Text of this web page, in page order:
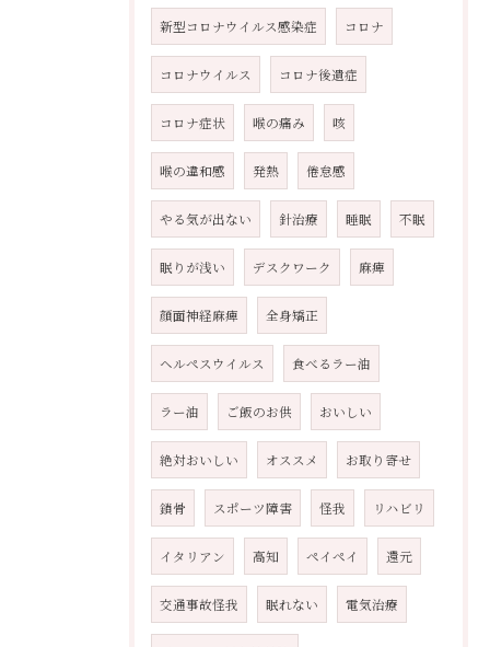
新型コロナウイルス感染症 コロナ
コロナウイルス コロナ後遺症
コロナ症状 喉の痛み 咳
喉の違和感 発熱 倦怠感
やる気が出ない 針治療 睡眠 不眠
眠りが浅い デスクワーク 麻痺
顔面神経麻痺 全身矯正
ヘルペスウイルス 食べるラー油
ラー油 ご飯のお供 おいしい
絶対おいしい オススメ お取り寄せ
鎖骨 スポーツ障害 怪我 リハビリ
イタリアン 高知 ペイペイ 還元
交通事故怪我 眠れない 電気治療